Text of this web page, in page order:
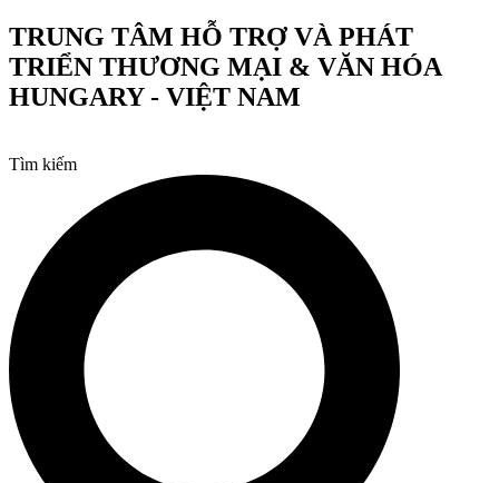
Chuyển
đến
nội
dung
TRUNG TÂM HỖ TRỢ VÀ PHÁT
TRIỂN THƯƠNG MẠI & VĂN HÓA
HUNGARY - VIỆT NAM
Tìm kiếm